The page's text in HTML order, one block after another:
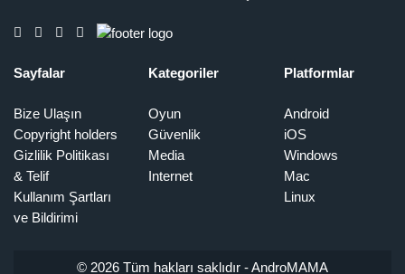
Sayfalar
Bize Ulaşın
Copyright holders
Gizlilik Politikası
& Telif
Kullanım Şartları
ve Bildirimi
Kategoriler
Oyun
Güvenlik
Media
Internet
Platformlar
Android
iOS
Windows
Mac
Linux
© 2026 Tüm hakları saklıdır -AndroMAMA